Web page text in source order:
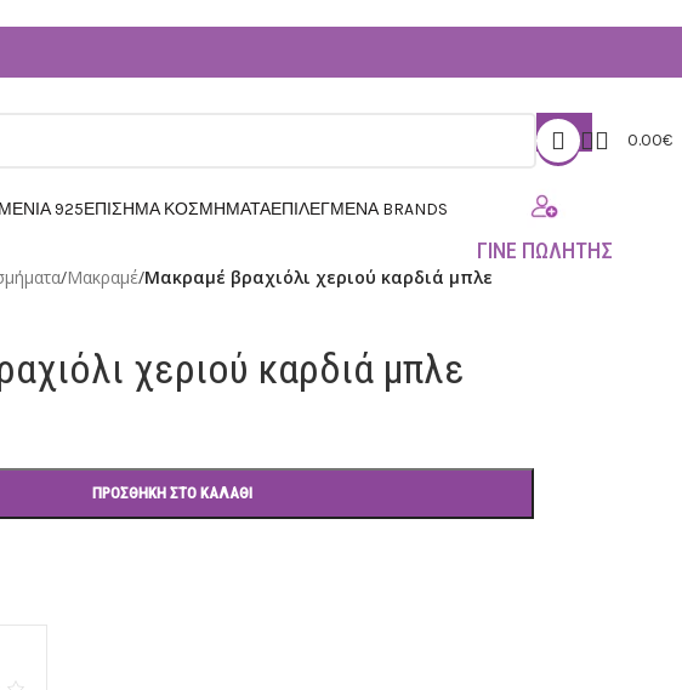
0.00€
925ΕΠΙΣΗΜΑ ΚΟΣΜΗΜΑΤΑΕΠΙΛΕΓΜΕΝΑ BRANDS
ΓΙΝΕ ΠΩΛΗΤΗΣ
/Μακραμέ/Μακραμέ βραχιόλι χεριού καρδιά μπλε
χεριού καρδιά μπλε
ΠΡΟΣΘΉΚΗ ΣΤΟ ΚΑΛΆΘΙ